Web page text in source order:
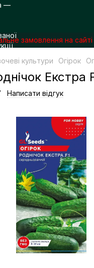
замовлення на
культури Огірок
Екстра
Написати відгук